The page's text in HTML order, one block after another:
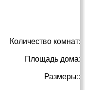
Количество комнат:
Площадь дома:
Размеры::